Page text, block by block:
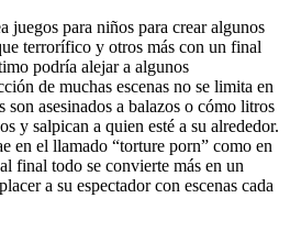
juegos para niños para crear algunos
terrorífico y otros más con un final
podría alejar a algunos
de muchas escenas no se limita en
son asesinados a balazos o cómo litros
y salpican a quien esté a su alrededor.
en el llamado “torture porn” como en
final todo se convierte más en un
a su espectador con escenas cada